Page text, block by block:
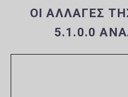
ΟΙ ΑΛΛΑΓΈΣ
5.1.0.0